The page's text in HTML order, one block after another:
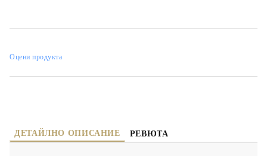
цветова гама е над 35 цвята, но може да се произвеждат в над
Оцени продукта
ДЕТАЙЛНО ОПИСАНИЕ РЕВЮТА